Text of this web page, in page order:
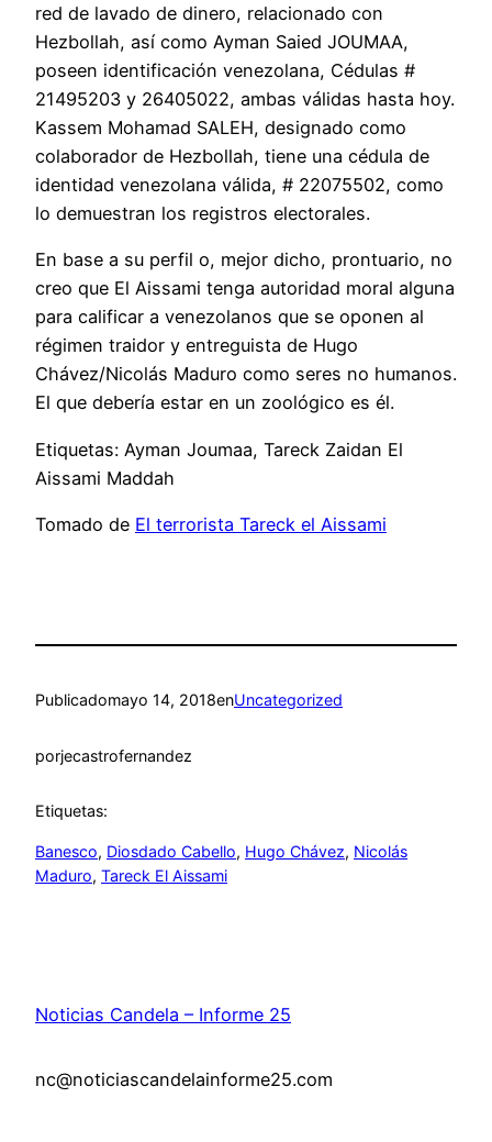
red de lavado de dinero, relacionado con
Hezbollah, así como Ayman Saied JOUMAA,
poseen identificación venezolana, Cédulas #
21495203 y 26405022, ambas válidas hasta hoy.
Kassem Mohamad SALEH, designado como
colaborador de Hezbollah, tiene una cédula de
identidad venezolana válida, # 22075502, como
lo demuestran los registros electorales.
En base a su perfil o, mejor dicho, prontuario, no
creo que El Aissami tenga autoridad moral alguna
para calificar a venezolanos que se oponen al
régimen traidor y entreguista de Hugo
Chávez/Nicolás Maduro como seres no humanos.
El que debería estar en un zoológico es él.
Etiquetas: Ayman Joumaa, Tareck Zaidan El
Aissami Maddah
Tomado de El terrorista Tareck el Aissami
Publicadomayo 14, 2018enUncategorized
porjecastrofernandez
Etiquetas:
Banesco, Diosdado Cabello, Hugo Chávez, Nicolás
Maduro, Tareck El Aissami
Noticias Candela – Informe 25
nc@noticiascandelainforme25.com